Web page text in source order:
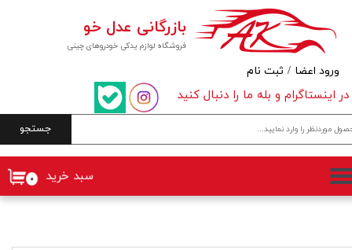
فروشگاه لوازم یدکی خودروهای چینی
بازرگانی عدل خو
جستجو
۰ سبد خرید
در اینستاگرام و بله ما را دنبال کنید
ورود اعضا / ثبت نام
حساب کاربری من
تغییر گذر واژه
سفارشات
خروج از حساب کاربری